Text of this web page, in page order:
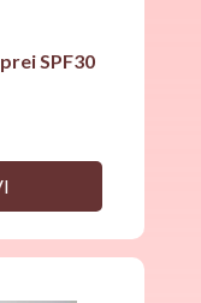
SPF30